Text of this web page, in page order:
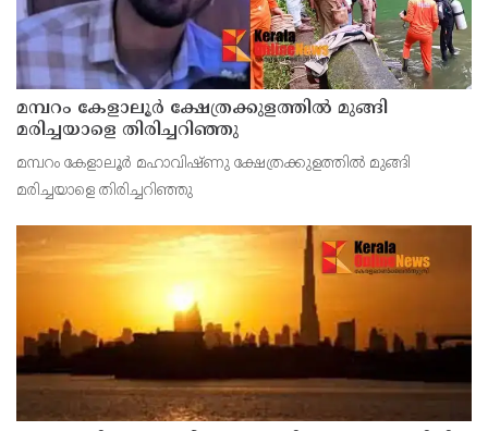
മമ്പറം കേളാലൂർ ക്ഷേത്രക്കുളത്തിൽ മുങ്ങി
മരിച്ചയാളെ തിരിച്ചറിഞ്ഞു
മമ്പറം കേളാലൂർ മഹാവിഷ്‌ണു ക്ഷേത്രക്കുളത്തിൽ മുങ്ങി
മരിച്ചയാളെ തിരിച്ചറിഞ്ഞു